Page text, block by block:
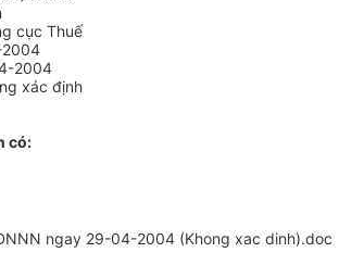
cục Thuế
2004
xác định
có:
ngay 29-04-2004 (Khong xac dinh).doc